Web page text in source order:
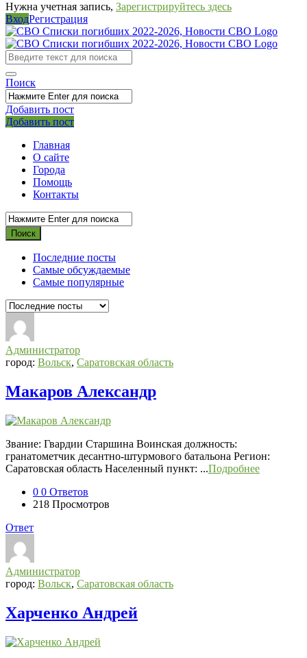
Нужна учетная запись, Зарегистрируйтесь здесь
ВходРегистрация
СВО
Списки
погибших
2022-
2026,
Новости
СВО
Поиск
Добавить пост
Мобильное
меню
Выйти
Добавить пост
Главная
О сайте
Города
Помощь
Контакты
Последние посты
Самые обсуждаемые
Самые популярные
Администратор
город: Вольск, Саратовская область
Макаров Александр
Звание: Гвардии Старшина Воинская должность:
гранатометчик десантно-штурмового батальона Регион:
Саратовская область Населенный пункт: ...Подробнее
0 0 Ответов
218 Просмотров
Ответ
Администратор
город: Вольск, Саратовская область
Харченко Андрей